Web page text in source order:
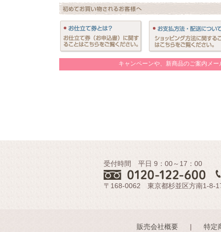
キャンペーンや、新商品のご案内メ
受付時間 平日 9：00～17：00
〒168-0062 東京都杉並区方南1-8-
販売会社概要
特定